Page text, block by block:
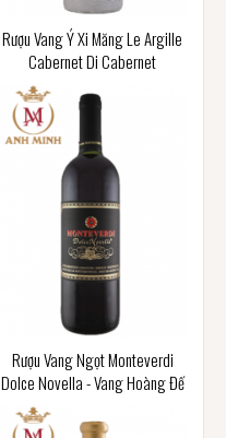
Rượu Vang Ý Xi Măng Le Argille
Cabernet Di Cabernet
Rượu Vang Ngọt Monteverdi
Dolce Novella - Vang Hoàng Đế